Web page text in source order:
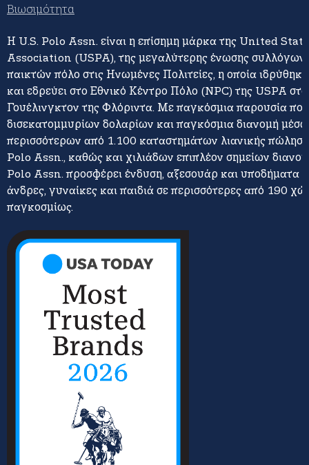
Βιωσιμότητα
Η U.S. Polo Assn. είναι η επίσημη μάρκα της United
Association (USPA), της μεγαλύτερης ένωσης συλλόγων
παικτών πόλο στις Ηνωμένες Πολιτείες, η οποία
και εδρεύει στο Εθνικό Κέντρο Πόλο (NPC) της USPA στο
Γουέλινγκτον της Φλόριντα. Με παγκόσμια παρουσία
δισεκατομμυρίων δολαρίων και παγκόσμια διανομή μέσω
περισσότερων από 1.100 καταστημάτων λιανικής
Polo Assn., καθώς και χιλιάδων επιπλέον σημείων
Polo Assn. προσφέρει ένδυση, αξεσουάρ και υποδήματα
άνδρες, γυναίκες και παιδιά σε περισσότερες από 190
παγκοσμίως.